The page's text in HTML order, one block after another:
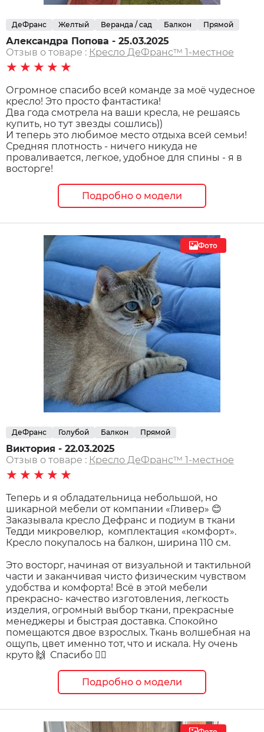
ДеФранс Желтый Веранда / сад Балкон Прямой
Александра Попова - 25.03.2025
Отзыв о товаре : Кресло ДеФранс™️ 1-местное
★★★★★
Огромное спасибо всей команде за моё чудесное
кресло! Это просто фантастика!
Два года смотрела на ваши кресла, не решаясь
купить, но тут звезды сошлись))
И теперь это любимое место отдыха всей семьи!
Средняя плотность - ничего никуда не
проваливается, легкое, удобное для спины - я в
восторге!
Подробно о модели
Фото
ДеФранс Голубой Балкон Прямой
Виктория - 22.03.2025
Отзыв о товаре : Кресло ДеФранс™️ 1-местное
★★★★★
Теперь и я обладательница небольшой, но
шикарной мебели от компании «Гливер» 😊
Заказывала кресло Дефранс и подиум в ткани
Тедди микровелюр, комплектация «комфорт».
Кресло покупалось на балкон, ширина 110 см.
Это восторг, начиная от визуальной и тактильной
части и заканчивая чисто физическим чувством
удобства и комфорта! Всё в этой мебели
прекрасно- качество изготовления, легкость
изделия, огромный выбор ткани, прекрасные
менеджеры и быстрая доставка. Спокойно
помещаются двое взрослых. Ткань волшебная на
ощупь, цвет именно тот, что и искала. Ну очень
круто 🙌 Спасибо ❤️‍🔥
Подробно о модели